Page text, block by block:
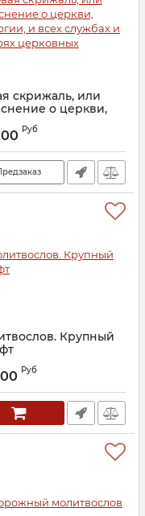
скрижаль, или
о церкви,
и всех
и утварях
25121
Руб
Крупный
30496
Руб